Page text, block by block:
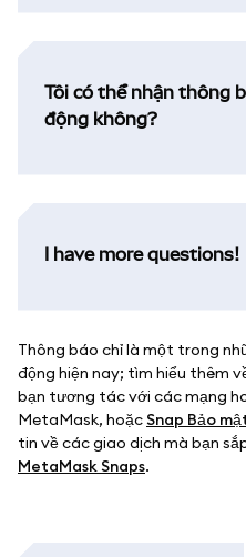
Tôi có thể nhận thông
động không?
I have more questions!
Thông báo chỉ là một trong
động hiện nay; tìm hiểu thêm
bạn tương tác với các mạng
MetaMask, hoặcSnap Bảo
tin về các giao dịch mà bạn
MetaMask Snaps.